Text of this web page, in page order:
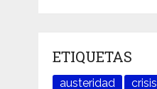
ETIQUETAS
austeridad
crisis